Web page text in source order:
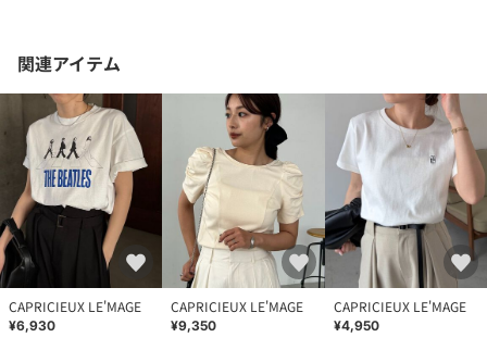
関連アイテム
CAPRICIEUX LE'MAGE
¥6,930
CAPRICIEUX LE'MAGE
¥9,350
CAPRICIEUX LE'MAGE
¥4,950